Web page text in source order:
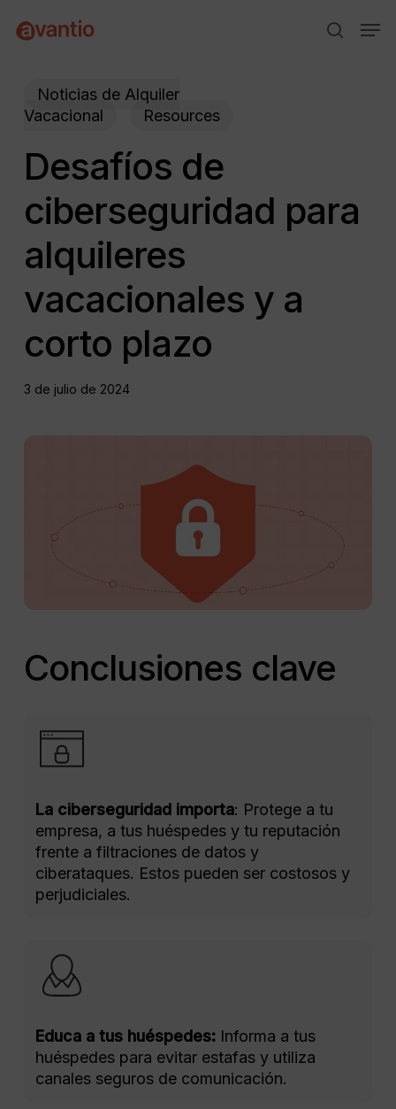
search
Noticias de Alquiler
Vacacional
Resources
Desafíos de
ciberseguridad para
alquileres
vacacionales y a
corto plazo
3 de julio de 2024
Conclusiones clave
La ciberseguridad importa: Protege a tu
empresa, a tus huéspedes y tu reputación
frente a filtraciones de datos y
ciberataques. Estos pueden ser costosos y
perjudiciales.
Educa a tus huéspedes: Informa a tus
huéspedes para evitar estafas y utiliza
canales seguros de comunicación.